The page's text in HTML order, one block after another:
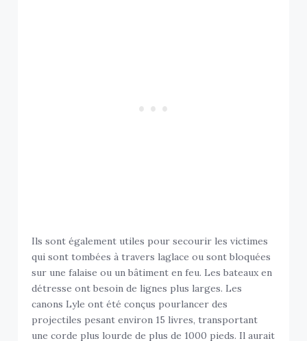
Ils sont également utiles pour secourir les victimes
qui sont tombées à travers laglace ou sont bloquées
sur une falaise ou un bâtiment en feu. Les bateaux en
détresse ont besoin de lignes plus larges. Les
canons Lyle ont été conçus pourlancer des
projectiles pesant environ 15 livres, transportant
une corde plus lourde de plus de 1000 pieds. Il aurait